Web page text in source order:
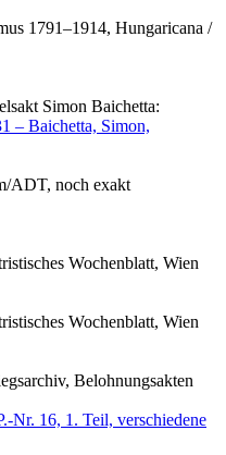
1791–1914, Hungaricana /
Simon Baichetta:
– Baichetta, Simon,
ADT, noch exakt
Wochenblatt, Wien
Wochenblatt, Wien
Belohnungsakten
16, 1. Teil, verschiedene